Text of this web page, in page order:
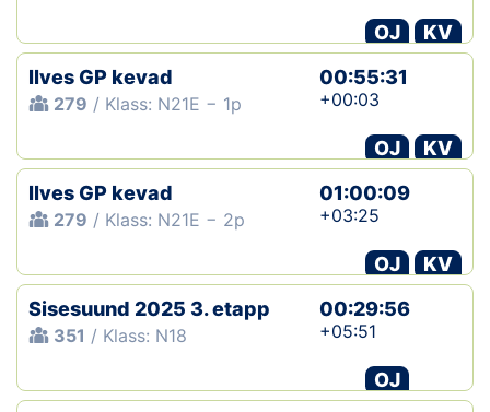
OJ
KV
Ilves GP kevad
279 / Klass: N21E − 1p
00:55:31
+00:03
OJ
KV
Ilves GP kevad
279 / Klass: N21E − 2p
01:00:09
+03:25
OJ
KV
Sisesuund 2025 3. etapp
351 / Klass: N18
00:29:56
+05:51
OJ